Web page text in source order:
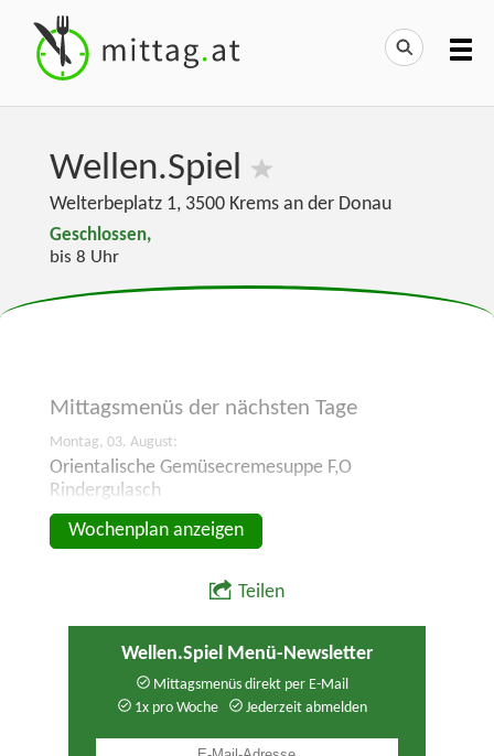
Wellen.Spiel
Welterbeplatz 1, 3500 Krems an der Donau
Geschlossen,
bis 8 Uhr
Mittagsmenüs der nächsten Tage
Montag, 03. August:
Orientalische Gemüsecremesuppe F,O
Rindergulasch
Wochenplan anzeigen
Teilen
Wellen.Spiel Menü-Newsletter
Mittagsmenüs direkt per E-Mail
1x pro Woche
Jederzeit abmelden